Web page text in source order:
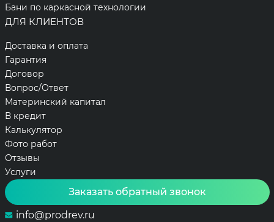
Бани по каркасной технологии
ДЛЯ КЛИЕНТОВ
Доставка и оплата
Гарантия
Договор
Вопрос/Ответ
Материнский капитал
В кредит
Калькулятор
Фото работ
Отзывы
Услуги
Заказать обратный звонок
info@prodrev.ru